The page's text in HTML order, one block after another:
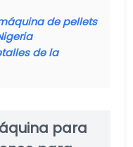
de pellets
de la
para